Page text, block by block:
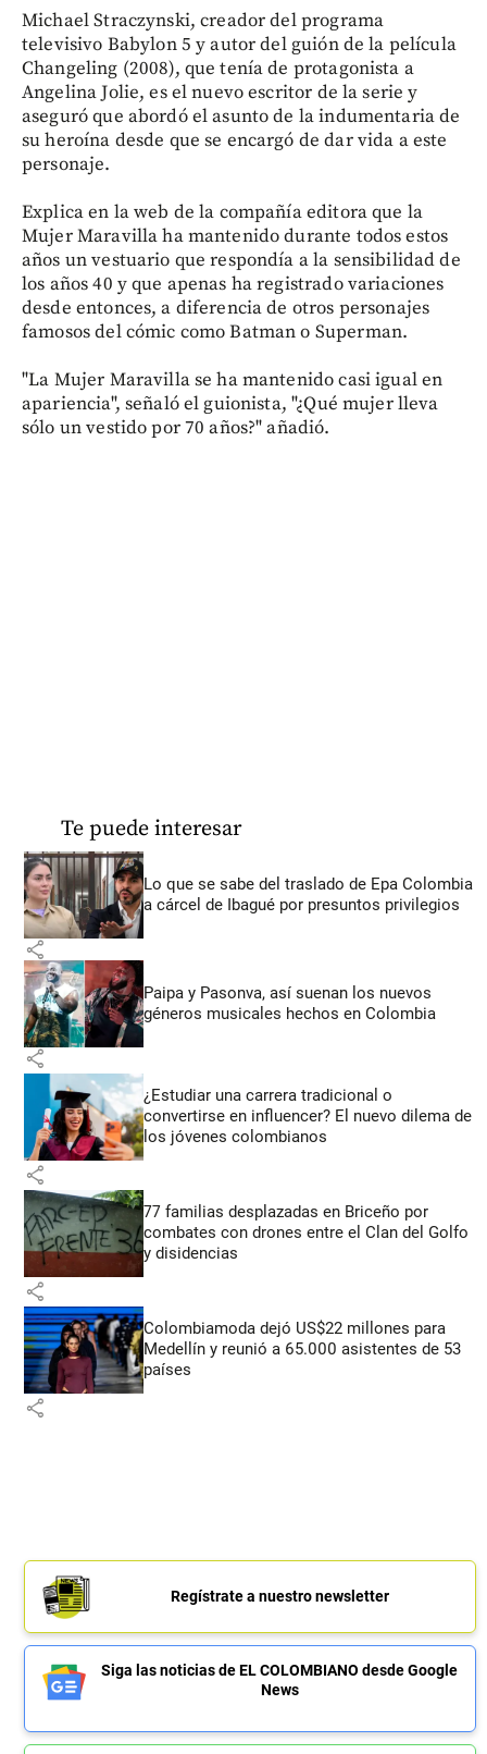
Michael Straczynski, creador del programa
televisivo Babylon 5 y autor del guión de la película
Changeling (2008), que tenía de protagonista a
Angelina Jolie, es el nuevo escritor de la serie y
aseguró que abordó el asunto de la indumentaria de
su heroína desde que se encargó de dar vida a este
personaje.
Explica en la web de la compañía editora que la
Mujer Maravilla ha mantenido durante todos estos
años un vestuario que respondía a la sensibilidad de
los años 40 y que apenas ha registrado variaciones
desde entonces, a diferencia de otros personajes
famosos del cómic como Batman o Superman.
"La Mujer Maravilla se ha mantenido casi igual en
apariencia", señaló el guionista, "¿Qué mujer lleva
sólo un vestido por 70 años?" añadió.
Te puede interesar
Lo que se sabe del traslado de Epa Colombia
a cárcel de Ibagué por presuntos privilegios
share
Paipa y Pasonva, así suenan los nuevos
géneros musicales hechos en Colombia
share
¿Estudiar una carrera tradicional o
convertirse en influencer? El nuevo dilema de
los jóvenes colombianos
share
77 familias desplazadas en Briceño por
combates con drones entre el Clan del Golfo
y disidencias
share
Colombiamoda dejó US$22 millones para
Medellín y reunió a 65.000 asistentes de 53
países
share
Regístrate a nuestro newsletter
Siga las noticias de EL COLOMBIANO desde Google
News